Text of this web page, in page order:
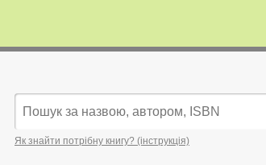
Як знайти потрібну книгу? (інструкція)